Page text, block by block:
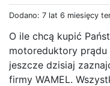
Dodano: 7 lat 6 miesięcy
O ile chcą kupić
motoreduktory prądu
jeszcze dzisiaj
firmy WAMEL.